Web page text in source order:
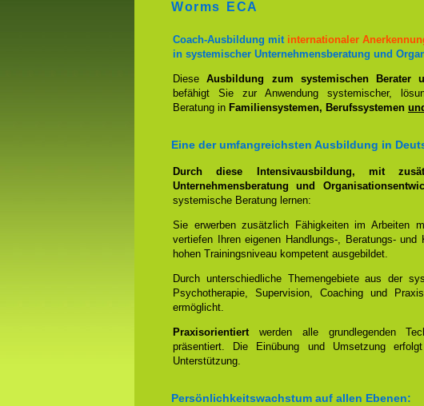
Worms ECA
Coach-Ausbildung mit internationaler
in systemischer Unternehmensberatung und
DieseAusbildung zum systemischen Berater
befähigt Sie zur Anwendung systemischer,
Beratung in Familiensystemen, Berufssystemen
Eine der umfangreichsten Ausbildung in
Durch diese Intensivausbildung, mit
Unternehmensberatung und
systemische Beratung lernen:
Sie erwerben zusätzlich Fähigkeiten im Arbeiten
vertiefen Ihren eigenen Handlungs-, Beratungs-
hohen Trainingsniveau kompetent ausgebildet.
Durch unterschiedliche Themengebiete aus der
Psychotherapie, Supervision, Coaching und
ermöglicht.
Praxisorientiertwerden alle grundlegenden
präsentiert. Die Einübung und Umsetzung
Unterstützung.
Persönlichkeitswachstum auf allen Ebenen: